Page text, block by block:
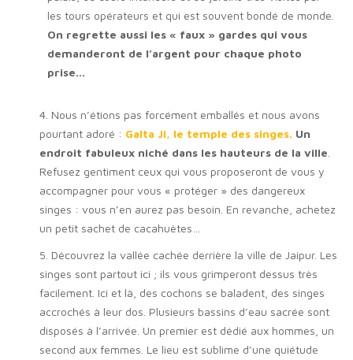
les tours opérateurs et qui est souvent bondé de monde.
On regrette aussi les « faux » gardes qui vous
demanderont de l’argent pour chaque photo
prise…
4. Nous n’étions pas forcément emballés et nous avons
pourtant adoré : Galta Ji, le temple des singes. Un
endroit fabuleux niché dans les hauteurs de la ville
Refusez gentiment ceux qui vous proposeront de vous y
accompagner pour vous « protéger » des dangereux
singes : vous n’en aurez pas besoin. En revanche, achetez
un petit sachet de cacahuètes…
5. Découvrez la vallée cachée derrière la ville de Jaipur. Les
singes sont partout ici ; ils vous grimperont dessus très
facilement. Ici et là, des cochons se baladent, des singes
accrochés à leur dos. Plusieurs bassins d’eau sacrée sont
disposés à l’arrivée. Un premier est dédié aux hommes, un
second aux femmes. Le lieu est sublime d’une quiétude